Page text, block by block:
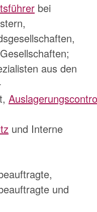
bei
aus den
und Interne
und